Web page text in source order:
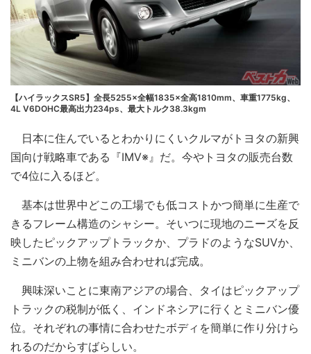
【ハイラックスSR5】全長5255×全幅1835×全高1810mm、車重1775kg、
4L V6DOHC最高出力234ps、最大トルク38.3kgm
日本に住んでいるとわかりにくいクルマがトヨタの新興
国向け戦略車である『IMV※』だ。今やトヨタの販売台数
で4位に入るほど。
基本は世界中どこの工場でも低コストかつ簡単に生産で
きるフレーム構造のシャシー。そいつに現地のニーズを反
映したピックアップトラックか、プラドのようなSUVか、
ミニバンの上物を組み合わせれば完成。
興味深いことに東南アジアの場合、タイはピックアップ
トラックの税制が低く、インドネシアに行くとミニバン優
位。それぞれの事情に合わせたボディを簡単に作り分けら
れるのだからすばらしい。